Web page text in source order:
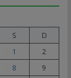
S
D
1
2
8
9